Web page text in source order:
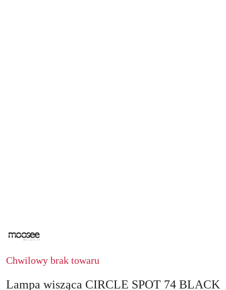
NAZWA
PRODUCENTA:
Chwilowy brak towaru
Lampa wisząca CIRCLE SPOT 74 BLACK